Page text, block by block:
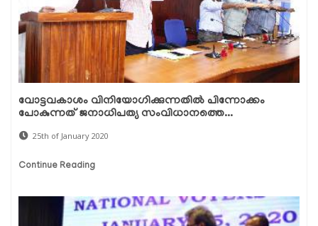
വോട്ടവകാശം വിനിയോഗിക്കുന്നതില്‍ പിന്നോക്കം
പോകുന്നത് ജനാധിപത്യ സംവിധാനത്തെ...
25th of January 2020
Continue Reading